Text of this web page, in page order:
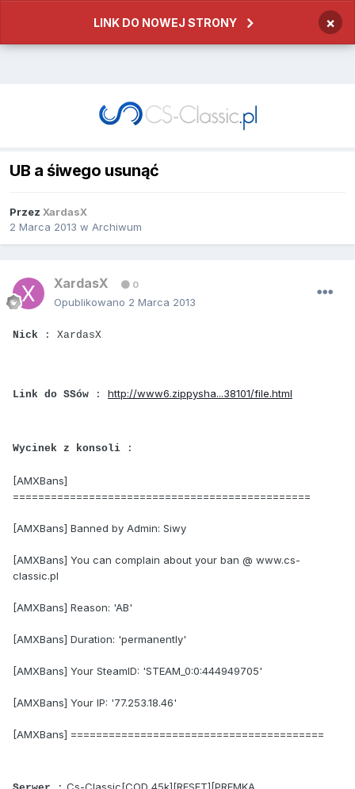
LINK DO NOWEJ STRONY ×
UB a śiwego usunąć
Przez XardasX
2 Marca 2013 w Archiwum
XardasX 0
Opublikowano 2 Marca 2013
Nick : XardasX
Link do SSów : http://www6.zippysha...38101/file.html
Wycinek z konsoli :
[AMXBans]
===============================================
[AMXBans] Banned by Admin: Siwy
[AMXBans] You can complain about your ban @ www.cs-
classic.pl
[AMXBans] Reason: 'AB'
[AMXBans] Duration: 'permanently'
[AMXBans] Your SteamID: 'STEAM_0:0:444949705'
[AMXBans] Your IP: '77.253.18.46'
[AMXBans] ========================================